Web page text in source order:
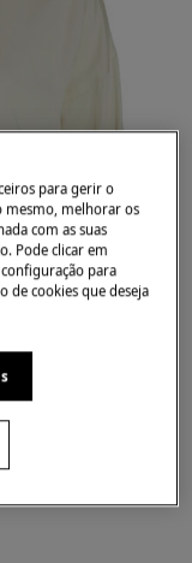
para gerir o
mesmo, melhorar os
com as suas
Pode clicar em
para
de cookies que deseja